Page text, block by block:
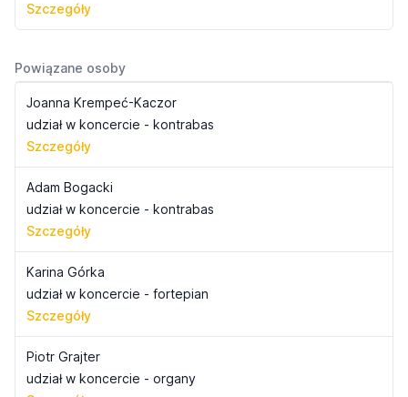
Szczegóły
Powiązane osoby
Joanna Krempeć-Kaczor
udział w koncercie - kontrabas
Szczegóły
Adam Bogacki
udział w koncercie - kontrabas
Szczegóły
Karina Górka
udział w koncercie - fortepian
Szczegóły
Piotr Grajter
udział w koncercie - organy